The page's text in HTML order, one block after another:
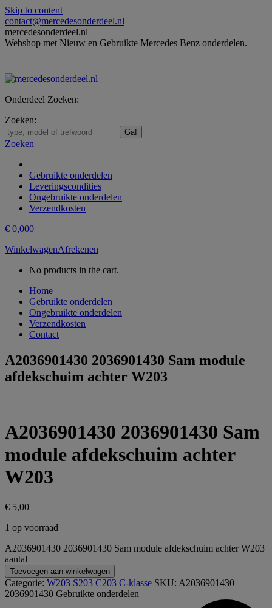
Skip to content
contact@mercedesonderdeel.nl
mercedesonderdeel.nl
Webshop met Nieuw en Gebruikte Mercedes Benz onderdelen.
Onderdeel Zoeken:
Zoeken:
Zoeken
Gebruikte onderdelen
Leveringscondities
Ongebruikte onderdelen
Verzendkosten
€ 0,000
WinkelwagenAfrekenen
No products in the cart.
Home
Gebruikte onderdelen
Ongebruikte onderdelen
Verzendkosten
Contact
A2036901430 2036901430 Sam module
afdekschuim achter W203
A2036901430 2036901430 Sam
module afdekschuim achter
W203
€ 5,00
1 op voorraad
A2036901430 2036901430 Sam module afdekschuim achter W203
aantal
Toevoegen aan winkelwagen
Categorie: W203 S203 C203 C-klasse SKU: A2036901430
2036901430 Gebruikte onderdelen